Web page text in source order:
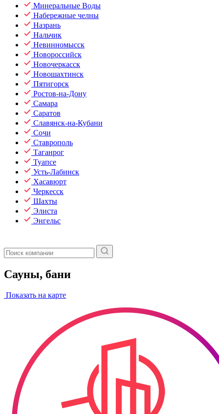
Минеральные Воды
Набережные челны
Назрань
Нальчик
Невинномысск
Новороссийск
Новочеркасск
Новошахтинск
Пятигорск
Ростов-на-Дону
Самара
Саратов
Славянск-на-Кубани
Сочи
Ставрополь
Таганрог
Туапсе
Усть-Лабинск
Хасавюрт
Черкесск
Шахты
Элиста
Энгельс
Сауны, бани
Показать на карте